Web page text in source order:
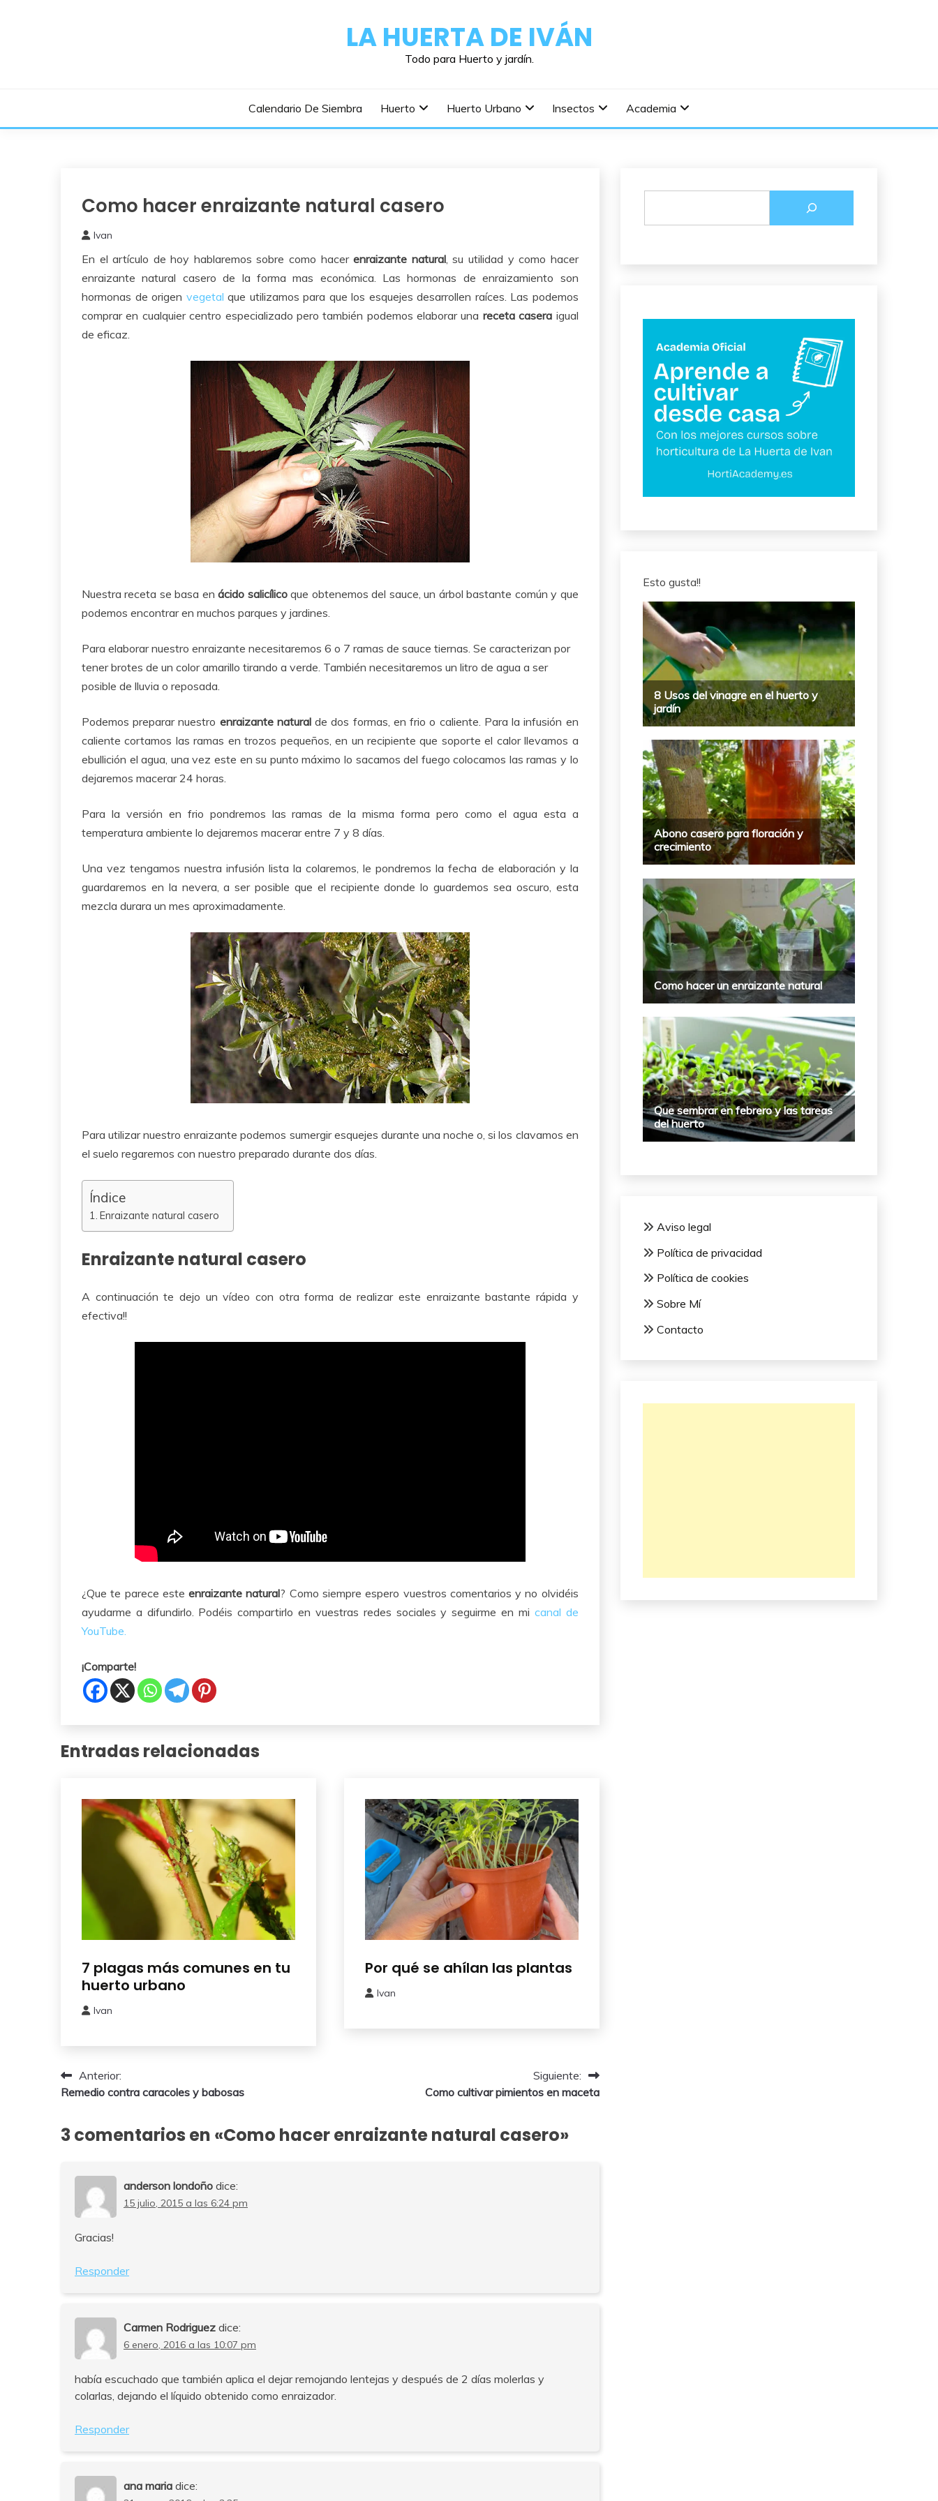
LA HUERTA DE IVÁN
Todo para Huerto y jardín.
Calendario De Siembra Huerto Huerto Urbano Insectos Academia
Huerto
Como hacer enraizante natural casero
julio,
2015
Ivan
En el artículo de hoy hablaremos sobre como hacerenraizante natural, su utilidad y como hacer
enraizante natural casero de la forma mas económica. Las hormonas de enraizamiento son
hormonas de origen vegetal que utilizamos para que los esquejes desarrollen raíces. Las podemos
comprar en cualquier centro especializado pero también podemos elaborar una receta casera igual
de eficaz.
Nuestra receta se basa enácido salicílicoque obtenemos del sauce, un árbol bastante común y que
podemos encontrar en muchos parques y jardines.
Para elaborar nuestro enraizante necesitaremos 6 o 7 ramas de sauce tiernas. Se caracterizan por
tener brotes de un color amarillo tirando a verde. También necesitaremos un litro de agua a ser
posible de lluvia o reposada.
Podemos preparar nuestro enraizante naturalde dos formas, en frio o caliente. Para la infusión en
caliente cortamos las ramas en trozos pequeños, en un recipiente que soporte el calor llevamos a
ebullición el agua, una vez este en su punto máximo lo sacamos del fuego colocamos las ramas y lo
dejaremos macerar 24 horas.
Para la versión en frio pondremos las ramas de la misma forma pero como el agua esta a
temperatura ambiente lo dejaremos macerar entre 7 y 8 días.
Una vez tengamos nuestra infusión lista la colaremos, le pondremos la fecha de elaboración y la
guardaremos en la nevera, a ser posible que el recipiente donde lo guardemos sea oscuro, esta
mezcla durara un mes aproximadamente.
Para utilizar nuestro enraizante podemos sumergir esquejes durante una noche o, si los clavamos en
el suelo regaremos con nuestro preparado durante dos días.
Índice
Enraizante natural casero
Enraizante natural casero
A continuación te dejo un vídeo con otra forma de realizar este enraizante bastante rápida y
efectiva!!
¿Que te parece este enraizante natural? Como siempre espero vuestros comentarios y no olvidéis
ayudarme a difundirlo. Podéis compartirlo en vuestras redes sociales y seguirme en mi canal de
YouTube.
¡Comparte!
Entradas relacionadas
Huerto
Urbano
7 plagas más comunes en tu
huerto urbano
Ivan
Huerto
Urbano
Por qué se ahílan las plantas
Ivan
Navegación
de
entradas
Anterior:
Remedio contra caracoles y babosas
Siguiente:
Como cultivar pimientos en maceta
3 comentarios en «Como hacer enraizante natural casero»
anderson londoño dice:
15 julio, 2015 a las 6:24 pm
Gracias!
Responder
Carmen Rodriguez dice:
6 enero, 2016 a las 10:07 pm
había escuchado que también aplica el dejar remojando lentejas y después de 2 días molerlas y
colarlas, dejando el líquido obtenido como enraizador.
Responder
ana maria dice:
Esto gusta!!
Aviso legal
Política de privacidad
Política de cookies
Sobre Mí
Contacto